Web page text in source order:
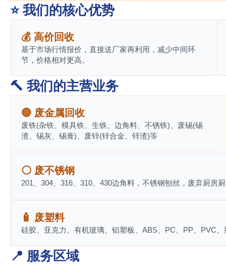
⭐ 我们的核心优势
💰 高价回收
基于市场行情报价，直接送厂家再利用，减少中间环
节，价格相对更高。
🔨 我们的主营业务
🔴 废金属回收
废铁(杂铁、模具铁、生铁、边角料、不锈铁)、废锡(锡
渣、锡灰、锡膏)、废锌(锌合金、锌渣)等
⚪ 废不锈钢
201、304、316、310、430边角料，不锈钢刨丝，废弃厨房
🧴 废塑料
硅胶、亚克力、有机玻璃、铝塑板、ABS、PC、PP、PVC、
📍 服务区域